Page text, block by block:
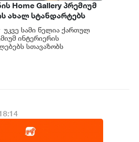
Home Gallery პრემიუმ
ახალ სტანდარტებს
უკვე სამი წელია ქართულ
ინტერიერის
სთავაზობს